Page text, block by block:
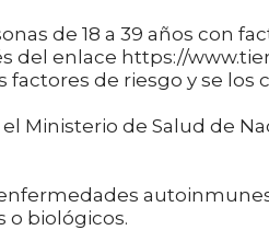
de 18 a 39 años con
del enlace https://
factores de riesgo y se los
Ministerio de Salud de
autoinmunes
biológicos.